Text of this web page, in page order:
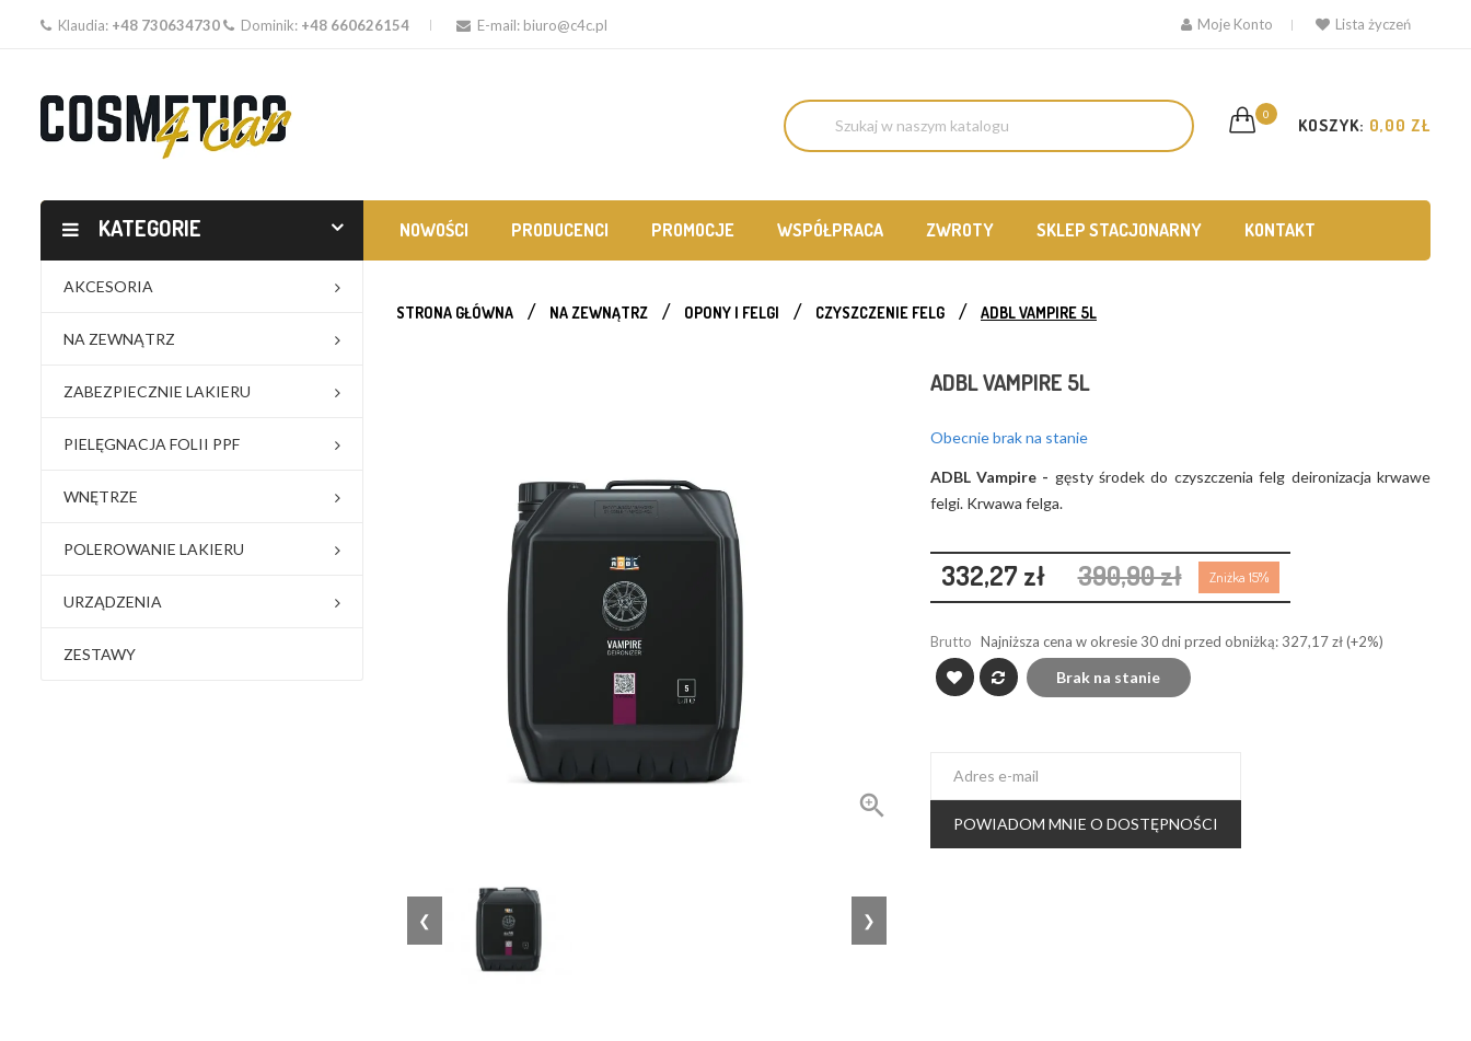
Klaudia: +48 730634730 Dominik: +48 660626154 E-mail: biuro@c4c.pl Moje Konto Lista życzeń
0
KOSZYK: 0,00 ZŁ
KATEGORIE NOWOŚCI PRODUCENCI PROMOCJE WSPÓŁPRACA ZWROTY SKLEP STACJONARNY KONTAKT
AKCESORIA
NA ZEWNĄTRZ
ZABEZPIECZNIE LAKIERU
PIELĘGNACJA FOLII PPF
WNĘTRZE
POLEROWANIE LAKIERU
URZĄDZENIA
ZESTAWY
STRONA GŁÓWNA NA ZEWNĄTRZ OPONY I FELGI CZYSZCZENIE FELG ADBL VAMPIRE 5L

❮ ❯
ADBL VAMPIRE 5L
Obecnie brak na stanie
ADBL Vampire - gęsty środek do czyszczenia felg deironizacja krwawe
felgi. Krwawa felga.
332,27 zł 390,90 zł Zniżka 15%
Brutto Najniższa cena w okresie 30 dni przed obniżką: 327,17 zł (+2%)
Brak na stanie
POWIADOM MNIE O DOSTĘPNOŚCI